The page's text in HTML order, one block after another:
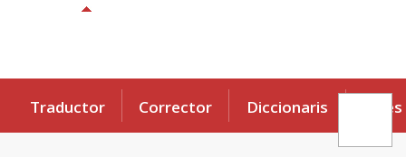
Traductor Corrector Diccionaris Eines